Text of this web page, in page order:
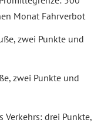
Monat Fahrverbot
zwei Punkte und
zwei Punkte und
drei Punkte,